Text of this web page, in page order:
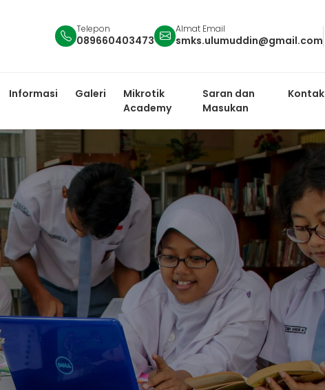
Telepon
089660403473
Almat Email
smks.ulumuddin@gmail.com
Informasi Galeri
Mikrotik
Academy
Saran dan
Masukan
Kontak